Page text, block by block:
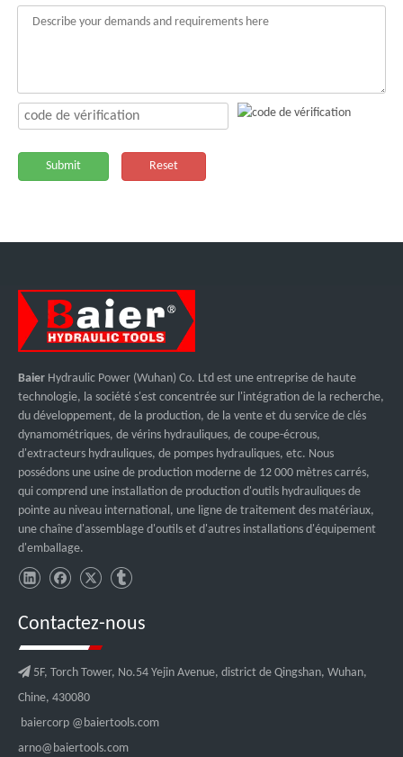
Submit Reset
Baier Hydraulic Power (Wuhan) Co. Ltd est une entreprise de haute
technologie, la société s'est concentrée sur l'intégration de la recherche,
du développement, de la production, de la vente et du service de clés
dynamométriques, de vérins hydrauliques, de coupe-écrous,
d'extracteurs hydrauliques, de pompes hydrauliques, etc. Nous
possédons une usine de production moderne de 12 000 mètres carrés,
qui comprend une installation de production d'outils hydrauliques de
pointe au niveau international, une ligne de traitement des matériaux,
une chaîne d'assemblage d'outils et d'autres installations d'équipement
d'emballage.
Contactez-nous
 5F, Torch Tower, No.54 Yejin Avenue, district de Qingshan, Wuhan,
Chine, 430080
baiercorp @baiertools.com
arno@baiertools.com